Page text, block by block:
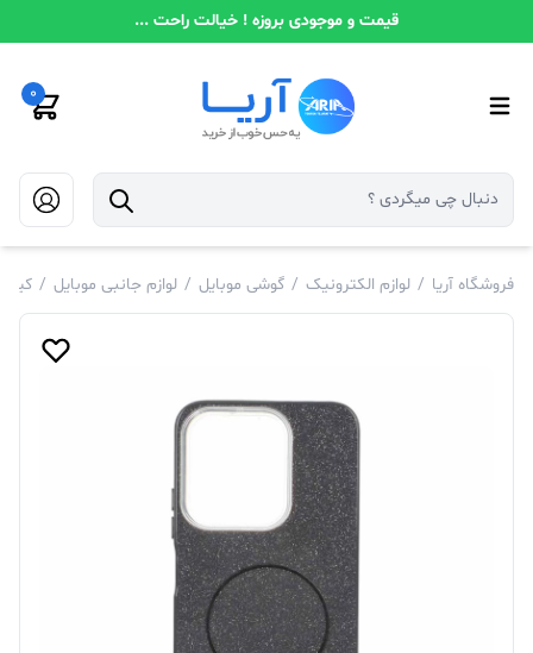
قیمت و موجودی بروزه ! خیالت راحت ...
0
فروشگاه آریا / لوازم الکترونیک / گوشی موبایل / لوازم جانبی موبایل / کیف